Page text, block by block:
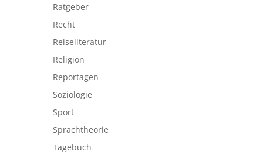
Ratgeber
Recht
Reiseliteratur
Religion
Reportagen
Soziologie
Sport
Sprachtheorie
Tagebuch